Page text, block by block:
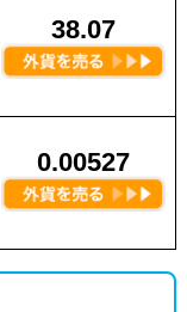
38.07
0.00527